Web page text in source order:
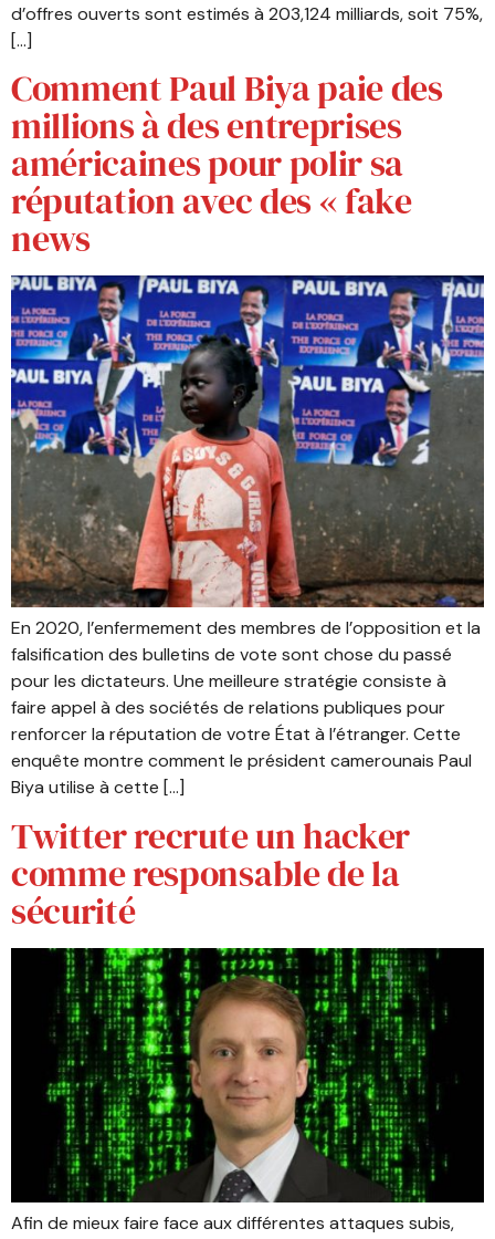
d’offres ouverts sont estimés à 203,124 milliards, soit 75%,
[…]
Comment Paul Biya paie des
millions à des entreprises
américaines pour polir sa
réputation avec des « fake
news
En 2020, l’enfermement des membres de l’opposition et la
falsification des bulletins de vote sont chose du passé
pour les dictateurs. Une meilleure stratégie consiste à
faire appel à des sociétés de relations publiques pour
renforcer la réputation de votre État à l’étranger. Cette
enquête montre comment le président camerounais Paul
Biya utilise à cette […]
Twitter recrute un hacker
comme responsable de la
sécurité
Afin de mieux faire face aux différentes attaques subis,